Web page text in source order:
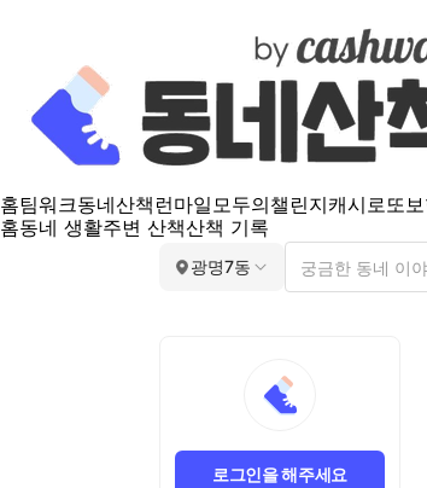
홈팀워크동네산책 런마일모두의챌린지캐시로또
홈동네 생활주변 산책산책 기록
광명7동
로그인을 해주세요